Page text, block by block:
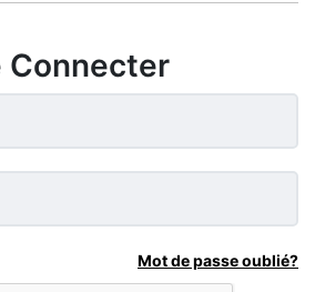
Connecter
Mot de passe oublié?